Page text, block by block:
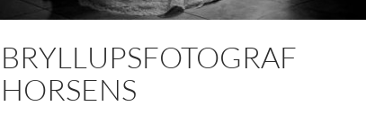
BRYLLUPSFOTOGRAF
HORSENS